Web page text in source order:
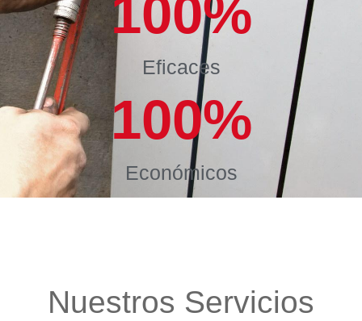
Eficaces
100%
Económicos
100%
Nuestros Servicios